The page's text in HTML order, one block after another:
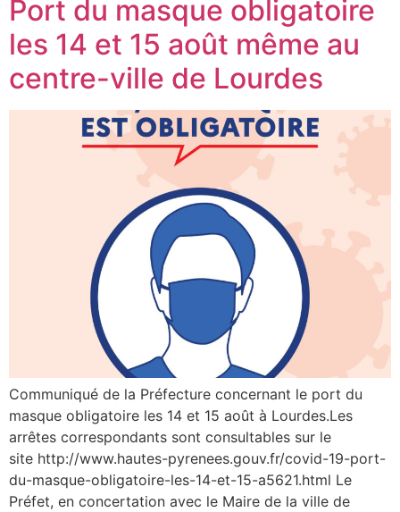
Port du masque obligatoire
les 14 et 15 août même au
centre-ville de Lourdes
Communiqué de la Préfecture concernant le port du
masque obligatoire les 14 et 15 août à Lourdes.Les
arrêtes correspondants sont consultables sur le
site http://www.hautes-pyrenees.gouv.fr/covid-19-port-
du-masque-obligatoire-les-14-et-15-a5621.html Le
Préfet, en concertation avec le Maire de la ville de